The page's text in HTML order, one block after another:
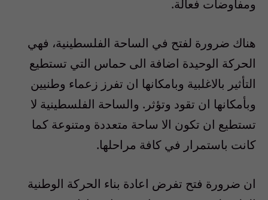
ومفاوضات فعالة.
هناك ضرورة لفتح في الساحة الفلسطينية، فهي
الحركة الوحيدة اضافة الى حماس التي تستطيع
التأثير بالاغلبية وبامكانها ان تفرز زعماء وطنيين
وبأمكانها ان تقود وتؤثر. والساحة الفلسطينية لا
تستطيع ان تكون الا ساحة متعددة ومتنوعة كما
كانت باستمرار في كافة مراحلها.
ان ضرورة فتح تفرض اعادة بناء الحركة الوطنية